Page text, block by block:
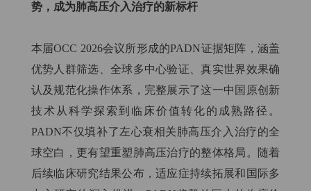
势，成为肺高压介入治疗的新标杆
本届OCC 2026会议所形成的PADN证据矩阵，涵盖
优势人群筛选、全球多中心验证、真实世界效果确
认及规范化操作体系，完整展示了这一中国原创新
技术从科学探索到临床价值转化的成熟路径。
PADN不仅填补了左心衰相关肺高压介入治疗的全
球空白，更有望重塑肺高压治疗的整体格局。随着
后续临床研究结果公布，适应症持续拓展和国际多